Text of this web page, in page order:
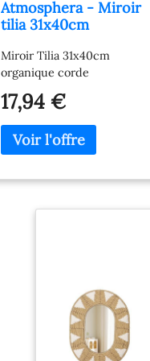
Atmosphera - Miroir
tilia 31x40cm
Miroir Tilia 31x40cm
organique corde
17,94 €